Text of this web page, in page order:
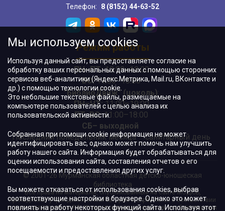
Телефон:
8 (8152) 44-63-52
Режим работы
ПН–ПТ:10:00–18:00
ВС:11:00–18:00
"БиблиоДвиж" (цоколь):
ПН–ЧТ:11:00–19:00
ПТ, ВС:11:00–18:00
СБ– выходной
Последний понедельник месяца – санитарный день
© 2001-26 Мурманская областная детско-юношеская
библиотека
Все права на материалы, опубликованные на сайте МОДЮБ,
принадлежат учреждению и/или авторам и охраняются в соответствии
с законодательством РФ. Использование материалов, опубликованных
Мы используем cookies
Используя данный сайт, вы предоставляете согласие на
обработку ваших персональных данных с помощью сторонних
сервисов веб-аналитики (Яндекс.Метрика, Mail.ru, ВКонтакте и
др.) с помощью технологии cookie.
Это небольшие текстовые файлы, размещаемые на
компьютере пользователей с целью анализа их
пользовательской активности.
Собранная при помощи cookie информация не может
идентифицировать вас, однако может помочь нам улучшить
работу нашего сайта. Информация будет обрабатываться для
оценки использования сайта, составления отчетов о его
посещаемости и предоставления других услуг.
Вы можете отказаться от использования cookies, выбрав
соответствующие настройки в браузере. Однако это может
повлиять на работу некоторых функций сайта. Используя этот